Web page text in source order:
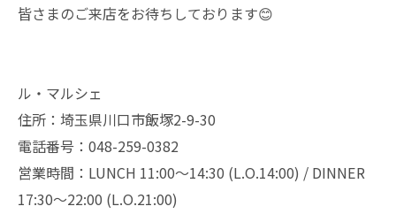
皆さまのご来店をお待ちしております😊
ル・マルシェ
住所：埼玉県川口市飯塚2-9-30
電話番号：048-259-0382
営業時間：LUNCH 11:00～14:30 (L.O.14:00) / DINNER
17:30～22:00 (L.O.21:00)